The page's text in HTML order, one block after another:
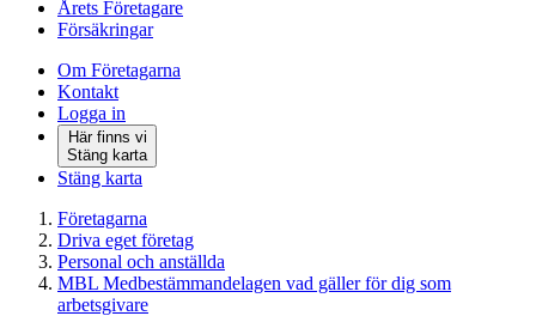
Årets Företagare
Försäkringar
Om Företagarna
Kontakt
Logga in
Här finns vi
Stäng karta
Stäng karta
Företagarna
Driva eget företag
Personal och anställda
MBL Medbestämmandelagen vad gäller för dig som
arbetsgivare